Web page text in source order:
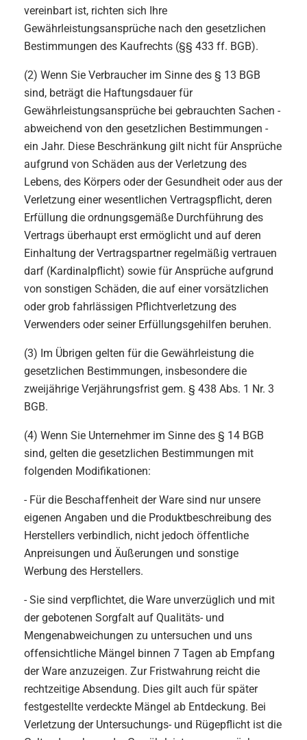
vereinbart ist, richten sich Ihre
Gewährleistungsansprüche nach den gesetzlichen
Bestimmungen des Kaufrechts (§§ 433 ff. BGB).
(2) Wenn Sie Verbraucher im Sinne des § 13 BGB
sind, beträgt die Haftungsdauer für
Gewährleistungsansprüche bei gebrauchten Sachen -
abweichend von den gesetzlichen Bestimmungen -
ein Jahr. Diese Beschränkung gilt nicht für Ansprüche
aufgrund von Schäden aus der Verletzung des
Lebens, des Körpers oder der Gesundheit oder aus der
Verletzung einer wesentlichen Vertragspflicht, deren
Erfüllung die ordnungsgemäße Durchführung des
Vertrags überhaupt erst ermöglicht und auf deren
Einhaltung der Vertragspartner regelmäßig vertrauen
darf (Kardinalpflicht) sowie für Ansprüche aufgrund
von sonstigen Schäden, die auf einer vorsätzlichen
oder grob fahrlässigen Pflichtverletzung des
Verwenders oder seiner Erfüllungsgehilfen beruhen.
(3) Im Übrigen gelten für die Gewährleistung die
gesetzlichen Bestimmungen, insbesondere die
zweijährige Verjährungsfrist gem. § 438 Abs. 1 Nr. 3
BGB.
(4) Wenn Sie Unternehmer im Sinne des § 14 BGB
sind, gelten die gesetzlichen Bestimmungen mit
folgenden Modifikationen:
- Für die Beschaffenheit der Ware sind nur unsere
eigenen Angaben und die Produktbeschreibung des
Herstellers verbindlich, nicht jedoch öffentliche
Anpreisungen und Äußerungen und sonstige
Werbung des Herstellers.
- Sie sind verpflichtet, die Ware unverzüglich und mit
der gebotenen Sorgfalt auf Qualitäts- und
Mengenabweichungen zu untersuchen und uns
offensichtliche Mängel binnen 7 Tagen ab Empfang
der Ware anzuzeigen. Zur Fristwahrung reicht die
rechtzeitige Absendung. Dies gilt auch für später
festgestellte verdeckte Mängel ab Entdeckung. Bei
Verletzung der Untersuchungs- und Rügepflicht ist die